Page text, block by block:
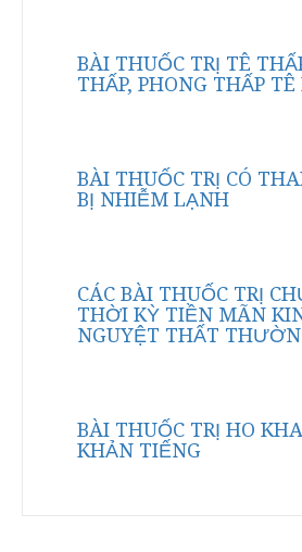
BÀI THUỐC TRỊ TÊ
THẤP, PHONG THẤP TÊ
BÀI THUỐC TRỊ CÓ
BỊ NHIỄM LẠNH
CÁC BÀI THUỐC TRỊ
THỜI KỲ TIỀN MÃN
NGUYỆT THẤT
BÀI THUỐC TRỊ HO
KHẢN TIẾNG